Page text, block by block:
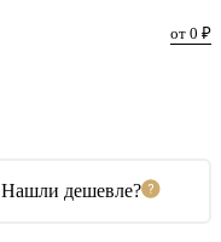
от 0 ₽
Нашли дешевле?